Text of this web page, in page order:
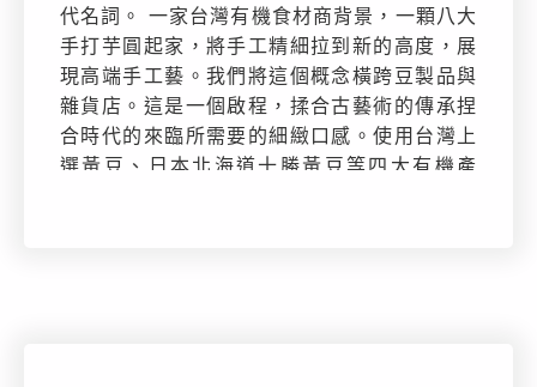
代名詞。 一家台灣有機食材商背景，一顆八大
手打芋圓起家，將手工精細拉到新的高度，展
現高端手工藝。我們將這個概念橫跨豆製品與
雜貨店。這是一個啟程，揉合古藝術的傳承捏
合時代的來臨所需要的細緻口感。使用台灣上
選黃豆、日本北海道十勝黃豆等四大有機產